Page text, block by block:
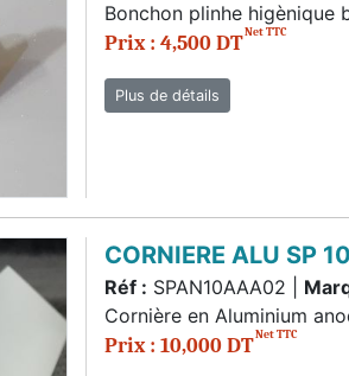
Bonchon plinhe higènique
Prix : 4,500 DTNet TTC
Plus de détails
CORNIERE ALU SP
Réf : SPAN10AAA02 |
Cornière en Aluminium
Prix : 10,000 DTNet TTC